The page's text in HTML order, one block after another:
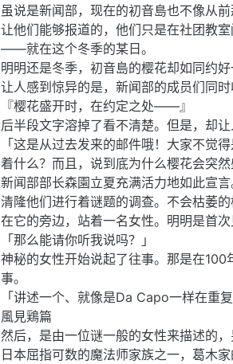
虽说是新闻部，现在的初音島也不像从
让他们能够报道的，他们只是在社团教室
——就在这个冬季的某日。
明明还是冬季，初音島的樱花却如同约好
让人感到惊异的是，新闻部的成员们同
『樱花盛开时，在约定之处——』
后半段文字溶掉了看不清楚。但是，却
「这是从过去发来的邮件哦！大家不觉
着什么？而且，说到底为什么樱花会突
新闻部部长森園立夏充满活力地如此宣言
清隆他们进行着谜题的调查。不会枯萎
在它的旁边，站着一名女性。明明是首
「那么能请你听我说吗？」
神秘的女性开始说起了往事。那是在
事。
「讲述一个、就像是Da Capo一样在重
風見鶏篇
然后，是由一位谜一般的女性来描述的
日本屈指可数的魔法师家族之一，葛木